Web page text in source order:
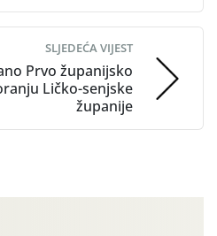
SLJEDEĆA VIJEST
Prvo županijsko
Ličko-senjske
županije